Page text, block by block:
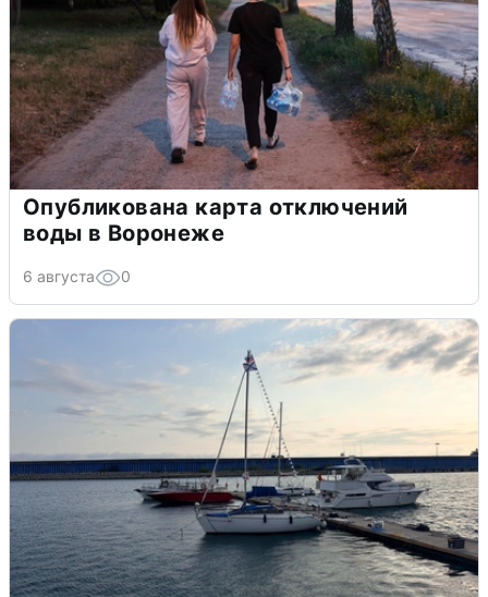
Опубликована карта отключений
воды в Воронеже
6 августа 0